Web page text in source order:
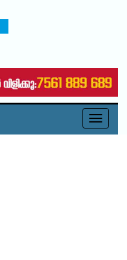
Toggle